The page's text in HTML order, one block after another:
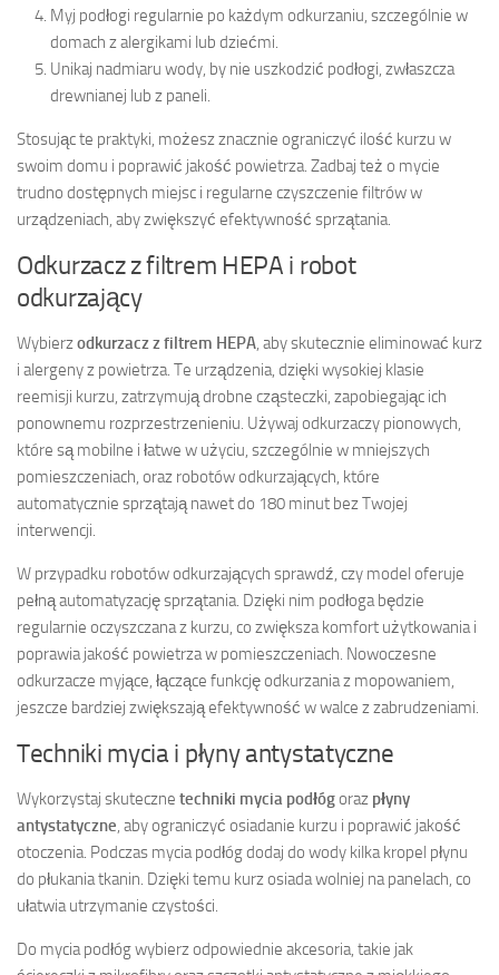
Myj podłogi regularnie po każdym odkurzaniu, szczególnie w
domach z alergikami lub dziećmi.
Unikaj nadmiaru wody, by nie uszkodzić podłogi, zwłaszcza
drewnianej lub z paneli.
Stosując te praktyki, możesz znacznie ograniczyć ilość kurzu w
swoim domu i poprawić jakość powietrza. Zadbaj też o mycie
trudno dostępnych miejsc i regularne czyszczenie filtrów w
urządzeniach, aby zwiększyć efektywność sprzątania.
Odkurzacz z filtrem HEPA i robot
odkurzający
Wybierzodkurzacz z filtrem HEPA , aby skutecznie eliminować kurz
i alergeny z powietrza. Te urządzenia, dzięki wysokiej klasie
reemisji kurzu, zatrzymują drobne cząsteczki, zapobiegając ich
ponownemu rozprzestrzenieniu. Używaj odkurzaczy pionowych,
które są mobilne i łatwe w użyciu, szczególnie w mniejszych
pomieszczeniach, oraz robotów odkurzających, które
automatycznie sprzątają nawet do 180 minut bez Twojej
interwencji.
W przypadku robotów odkurzających sprawdź, czy model oferuje
pełną automatyzację sprzątania. Dzięki nim podłoga będzie
regularnie oczyszczana z kurzu, co zwiększa komfort użytkowania i
poprawia jakość powietrza w pomieszczeniach. Nowoczesne
odkurzacze myjące, łączące funkcję odkurzania z mopowaniem,
jeszcze bardziej zwiększają efektywność w walce z zabrudzeniami.
Techniki mycia i płyny antystatyczne
Wykorzystaj skuteczne techniki mycia podłógoraz płyny
antystatyczne , aby ograniczyć osiadanie kurzu i poprawić jakość
otoczenia. Podczas mycia podłóg dodaj do wody kilka kropel płynu
do płukania tkanin. Dzięki temu kurz osiada wolniej na panelach, co
ułatwia utrzymanie czystości.
Do mycia podłóg wybierz odpowiednie akcesoria, takie jak